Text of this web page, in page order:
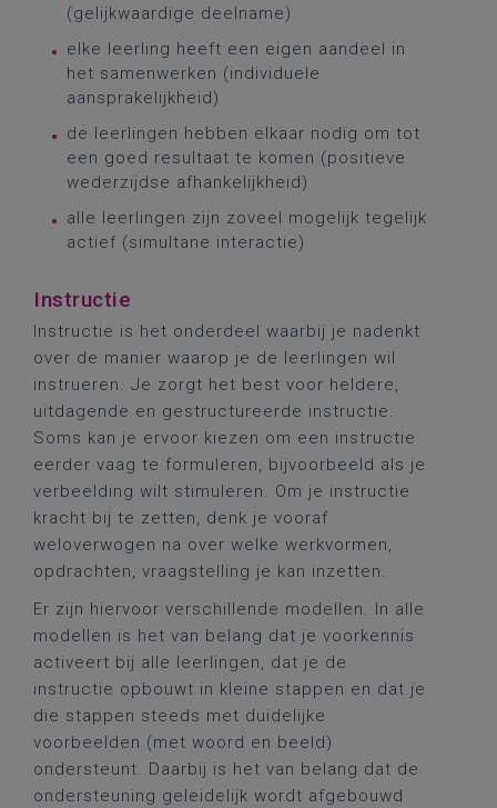
(gelijkwaardige deelname)
elke leerling heeft een eigen aandeel in
het samenwerken (individuele
aansprakelijkheid)
de leerlingen hebben elkaar nodig om tot
een goed resultaat te komen (positieve
wederzijdse afhankelijkheid)
alle leerlingen zijn zoveel mogelijk tegelijk
actief (simultane interactie)
Instructie
Instructie is het onderdeel waarbij je nadenkt
over de manier waarop je de leerlingen wil
instrueren. Je zorgt het best voor heldere,
uitdagende en gestructureerde instructie.
Soms kan je ervoor kiezen om een instructie
eerder vaag te formuleren, bijvoorbeeld als je
verbeelding wilt stimuleren. Om je instructie
kracht bij te zetten, denk je vooraf
weloverwogen na over welke werkvormen,
opdrachten, vraagstelling je kan inzetten.
Er zijn hiervoor verschillende modellen. In alle
modellen is het van belang dat je voorkennis
activeert bij alle leerlingen, dat je de
instructie opbouwt in kleine stappen en dat je
die stappen steeds met duidelijke
voorbeelden (met woord en beeld)
ondersteunt. Daarbij is het van belang dat de
ondersteuning geleidelijk wordt afgebouwd